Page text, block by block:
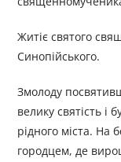
Житіє святого
Синопійського.
Змолоду
велику святість і
рідного міста. На
городцем, де